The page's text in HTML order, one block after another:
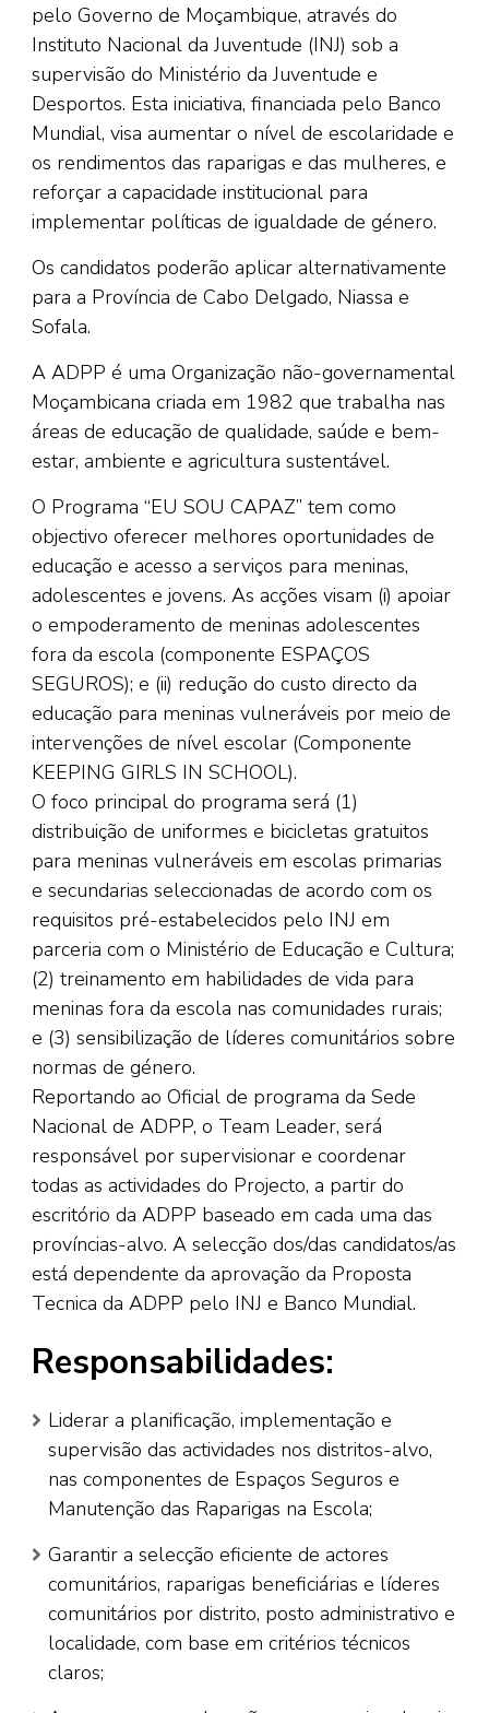
pelo Governo de Moçambique, através do
Instituto Nacional da Juventude (INJ) sob a
supervisão do Ministério da Juventude e
Desportos. Esta iniciativa, financiada pelo Banco
Mundial, visa aumentar o nível de escolaridade e
os rendimentos das raparigas e das mulheres, e
reforçar a capacidade institucional para
implementar políticas de igualdade de género.
Os candidatos poderão aplicar alternativamente
para a Província de Cabo Delgado, Niassa e
Sofala.
A ADPP é uma Organização não-governamental
Moçambicana criada em 1982 que trabalha nas
áreas de educação de qualidade, saúde e bem-
estar, ambiente e agricultura sustentável.
O Programa “EU SOU CAPAZ” tem como
objectivo oferecer melhores oportunidades de
educação e acesso a serviços para meninas,
adolescentes e jovens. As acções visam (i) apoiar
o empoderamento de meninas adolescentes
fora da escola (componente ESPAÇOS
SEGUROS); e (ii) redução do custo directo da
educação para meninas vulneráveis por meio de
intervenções de nível escolar (Componente
KEEPING GIRLS IN SCHOOL).
O foco principal do programa será (1)
distribuição de uniformes e bicicletas gratuitos
para meninas vulneráveis em escolas primarias
e secundarias seleccionadas de acordo com os
requisitos pré-estabelecidos pelo INJ em
parceria com o Ministério de Educação e Cultura;
(2) treinamento em habilidades de vida para
meninas fora da escola nas comunidades rurais;
e (3) sensibilização de líderes comunitários sobre
normas de género.
Reportando ao Oficial de programa da Sede
Nacional de ADPP, o Team Leader, será
responsável por supervisionar e coordenar
todas as actividades do Projecto, a partir do
escritório da ADPP baseado em cada uma das
províncias-alvo. A selecção dos/das candidatos/as
está dependente da aprovação da Proposta
Tecnica da ADPP pelo INJ e Banco Mundial.
Responsabilidades:
Liderar a planificação, implementação e
supervisão das actividades nos distritos-alvo,
nas componentes de Espaços Seguros e
Manutenção das Raparigas na Escola;
Garantir a selecção eficiente de actores
comunitários, raparigas beneficiárias e líderes
comunitários por distrito, posto administrativo e
localidade, com base em critérios técnicos
claros;